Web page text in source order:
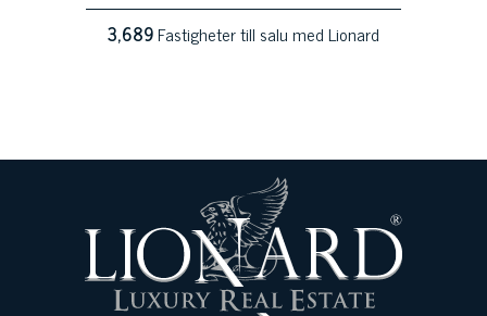
3,689Fastigheter till salu med Lionard